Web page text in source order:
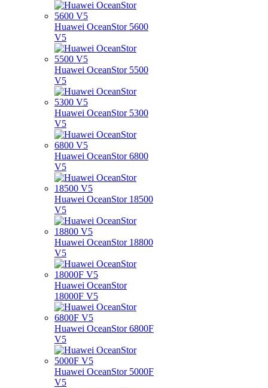
Huawei OceanStor 5600
V5
Huawei OceanStor 5500
V5
Huawei OceanStor 5300
V5
Huawei OceanStor 6800
V5
Huawei OceanStor 18500
V5
Huawei OceanStor 18800
V5
Huawei OceanStor
18000F V5
Huawei OceanStor 6800F
V5
Huawei OceanStor 5000F
V5